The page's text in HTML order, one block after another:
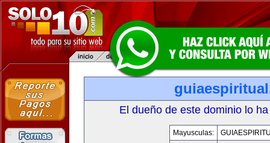
El dueño de este dominio lo
Mayusculas: